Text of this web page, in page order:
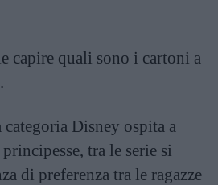
capire quali sono i cartoni a
Disney ospita a
tra le serie si
di preferenza tra le ragazze